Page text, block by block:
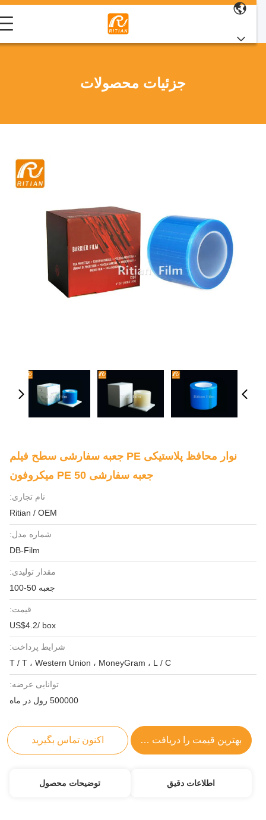
جزئیات محصولات
نوار محافظ پلاستیکی PE جعبه سفارشی سطح فیلم
جعبه سفارشی PE 50 میکروفون
نام تجاری:
Ritian / OEM
شماره مدل:
DB-Film
مقدار تولیدی:
جعبه 50-100
قیمت:
US$4.2/ box
شرایط پرداخت:
T / T ، Western Union ، MoneyGram ، L / C
توانایی عرضه:
500000 رول در ماه
بهترین قیمت را دریافت کنید اکنون تماس بگیرید
اطلاعات دقیق توضیحات محصول